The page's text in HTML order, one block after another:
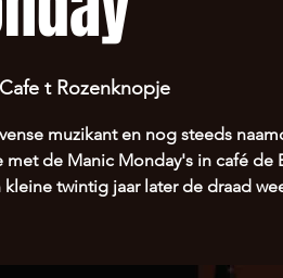
Cafe t Rozenknopje
muzikant en nog steeds
met de Manic Monday's in café de
twintig jaar later de draad